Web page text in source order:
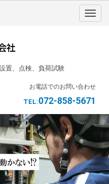
置、点検、負荷試験
お電話でのお問い合わせ
TEL:072-858-5671